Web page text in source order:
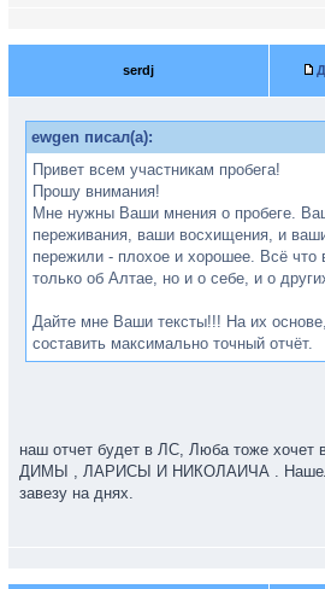
serdj
ewgen писал(а):
Привет всем участникам пробега!
Прошу внимания!
Мне нужны Ваши мнения о пробеге.
переживания, ваши восхищения, и
пережили - плохое и хорошее. Всё что
только об Алтае, но и о себе, и о
Дайте мне Ваши тексты!!! На их
составить максимально точный отчёт.
наш отчет будет в ЛС, Люба тоже хочет
ДИМЫ , ЛАРИСЫ И НИКОЛАИЧА . Нашел
завезу на днях.